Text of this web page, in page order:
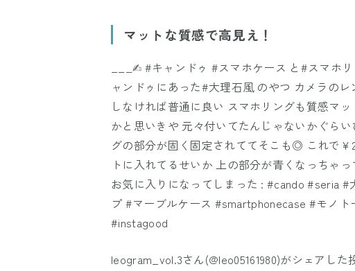
マットな質感で高見え！
___✍︎ #キャンドゥ #スマホケース と#スマホ
ャンドゥにあった#大理石風 のやつ カメラの
しなければ普通に良い スマホリングも質感マ
かと思いきや 元々付いてたんじゃないかぐら
グの部分が固く固定されててそこも◎ これで￥
トに入れてるせいか 上の部分が青くなっちゃ
お気に入りになってしまった : #cando #seria #
プ #マーブルケース #smartphonecase #モノ
#instagood
leogram_vol.3さん(@leo05161980)がシェアした